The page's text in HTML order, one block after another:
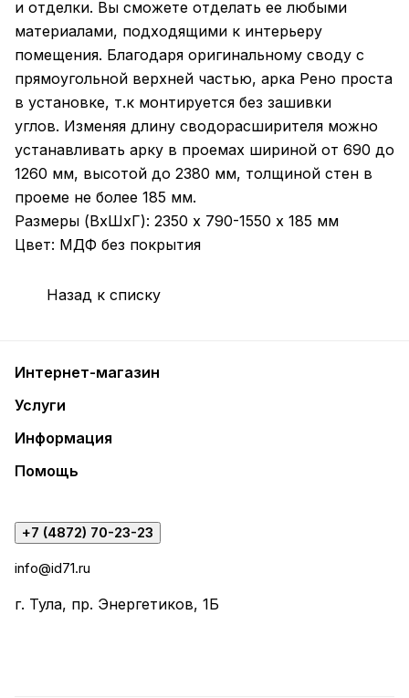
и отделки. Вы сможете отделать ее любыми
материалами, подходящими к интерьеру
помещения. Благодаря оригинальному своду с
прямоугольной верхней частью, арка Рено проста
в установке, т.к монтируется без зашивки
углов. Изменяя длину сводорасширителя можно
устанавливать арку в проемах шириной от 690 до
1260 мм, высотой до 2380 мм, толщиной стен в
проеме не более 185 мм.
Размеры (ВхШхГ): 2350 х 790-1550 х 185 мм
Цвет: МДФ без покрытия
Назад к списку
Интернет-магазин
Услуги
Информация
Помощь
+7 (4872) 70-23-23
info@id71.ru
г. Тула, пр. Энергетиков, 1Б